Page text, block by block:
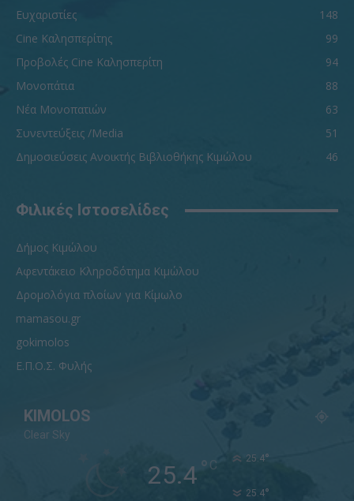
Ευχαριστίες
148
Cine Καλησπερίτης
99
Προβολές Cine Καλησπερίτη
94
Μονοπάτια
88
Νέα Μονοπατιών
63
Συνεντεύξεις /Media
51
Δημοσιεύσεις Ανοικτής Βιβλιοθήκης Κιμώλου
46
Φιλικές Ιστοσελίδες
Δήμος Κιμώλου
Αφεντάκειο Κληροδότημα Κιμώλου
Δρομολόγια πλοίων για Κίμωλο
mamasou.gr
gokimolos
Ε.Π.Ο.Σ. Φυλής
KIMOLOS
Clear Sky
25.4° C 25.4°
25.4°